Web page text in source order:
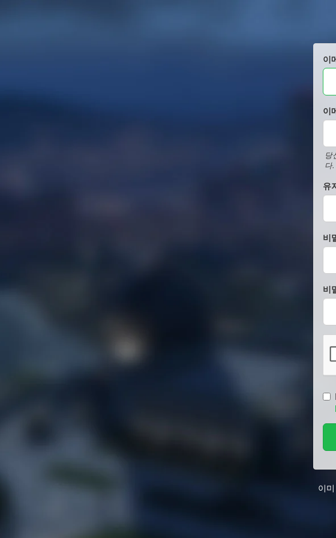
이
이
당
다.
유
비
비
이